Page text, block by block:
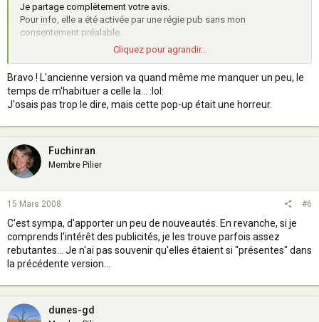
Je partage complètement votre avis.
Pour info, elle a été activée par une régie pub sans mon
consentement préalable.
Cliquez pour agrandir...
Bravo ! L'ancienne version va quand même me manquer un peu, le
temps de m'habituer a celle la... :lol:
J'osais pas trop le dire, mais cette pop-up était une horreur.
Fuchinran
Membre Pilier
15 Mars 2008 #6
C'est sympa, d'apporter un peu de nouveautés. En revanche, si je
comprends l'intérêt des publicités, je les trouve parfois assez
rebutantes... Je n'ai pas souvenir qu'elles étaient si "présentes" dans
la précédente version...
dunes-gd